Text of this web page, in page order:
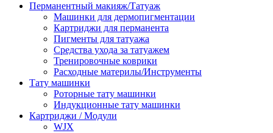
Перманентный макияж/Татуаж
Машинки для дермопигментации
Картриджи для перманента
Пигменты для татуажа
Средства ухода за татуажем
Тренировочные коврики
Расходные материлы/Инструменты
Тату машинки
Роторные тату машинки
Индукционные тату машинки
Картриджи / Модули
WJX